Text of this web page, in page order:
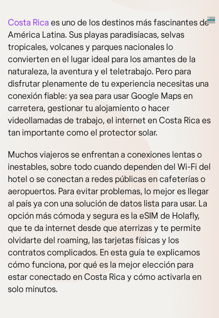
Costa Rica es uno de los destinos más fascinantes de
América Latina. Sus playas paradisíacas, selvas
tropicales, volcanes y parques nacionales lo
convierten en el lugar ideal para los amantes de la
naturaleza, la aventura y el teletrabajo. Pero para
disfrutar plenamente de tu experiencia necesitas una
conexión fiable: ya sea para usar Google Maps en
carretera, gestionar tu alojamiento o hacer
videollamadas de trabajo, el internet en Costa Rica es
tan importante como el protector solar.
Muchos viajeros se enfrentan a conexiones lentas o
inestables, sobre todo cuando dependen del Wi-Fi del
hotel o se conectan a redes públicas en cafeterías o
aeropuertos. Para evitar problemas, lo mejor es llegar
al país ya con una solución de datos lista para usar. La
opción más cómoda y segura es la eSIM de Holafly,
que te da internet desde que aterrizas y te permite
olvidarte del roaming, las tarjetas físicas y los
contratos complicados. En esta guía te explicamos
cómo funciona, por qué es la mejor elección para
estar conectado en Costa Rica y cómo activarla en
solo minutos.